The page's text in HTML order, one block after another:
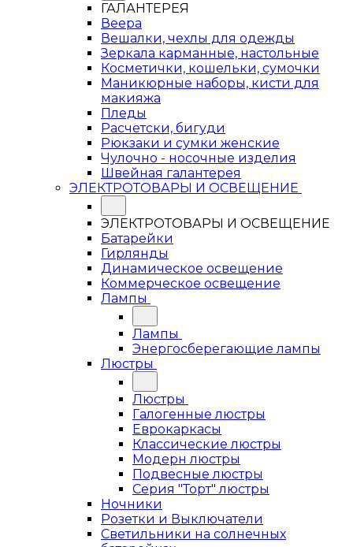
ГАЛАНТЕРЕЯ
Веера
Вешалки, чехлы для одежды
Зеркала карманные, настольные
Косметички, кошельки, сумочки
Маникюрные наборы, кисти для
макияжа
Пледы
Расчетски, бигуди
Рюкзаки и сумки женские
Чулочно - носочные изделия
Швейная галантерея
ЭЛЕКТРОТОВАРЫ И ОСВЕЩЕНИЕ
ЭЛЕКТРОТОВАРЫ И ОСВЕЩЕНИЕ
Батарейки
Гирлянды
Динамическое освещение
Коммерческое освещение
Лампы
Лампы
Энергосберегающие лампы
Люстры
Люстры
Галогенные люстры
Еврокаркасы
Классические люстры
Модерн люстры
Подвесные люстры
Серия "Торт" люстры
Ночники
Розетки и Выключатели
Светильники на солнечных